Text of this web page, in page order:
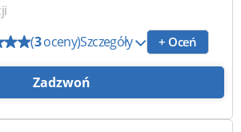
(3oceny)Szczegóły + Oceń
Zadzwoń